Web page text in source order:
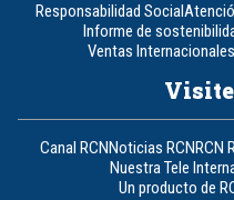
Responsabilidad Social
Informe de
Ventas Internacionales
Canal RCNNoticias RCNRCN
Nuestra Tele
Un producto de